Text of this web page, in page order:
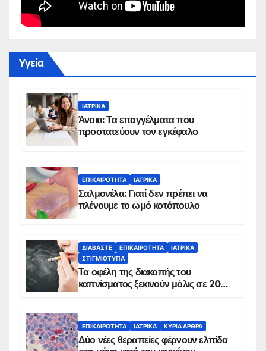
Yγεία
ΙΑΤΡΙΚΆ
Άνοια: Τα επαγγέλματα που
προστατεύουν τον εγκέφαλο
ΕΠΙΚΑΙΡΌΤΗΤΑ ΙΑΤΡΙΚΆ
Σαλμονέλα: Γιατί δεν πρέπει να
πλένουμε το ωμό κοτόπουλο
ΔΙΑΒΆΣΤΕ ΕΠΙΚΑΙΡΌΤΗΤΑ
ΙΑΤΡΙΚΆ
ΣΤΙΓΜΙΌΤΥΠΑ
Τα οφέλη της διακοπής του
καπνίσματος ξεκινούν μόλις σε 20
ΕΠΙΚΑΙΡΌΤΗΤΑ ΙΑΤΡΙΚΆ ΚΥΡΙΑ ΑΡΘΡΑ
Δύο νέες θεραπείες φέρνουν ελπίδα